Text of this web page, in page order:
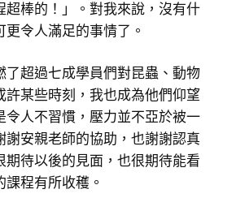
超棒的！」。對我來說，沒有什
令人滿足的事情了。
了超過七成學員們對昆蟲、動物
許某些時刻，我也成為他們仰望
令人不習慣，壓力並不亞於被一
謝安親老師的協助，也謝謝認真
期待以後的見面，也很期待能看
課程有所收穫。